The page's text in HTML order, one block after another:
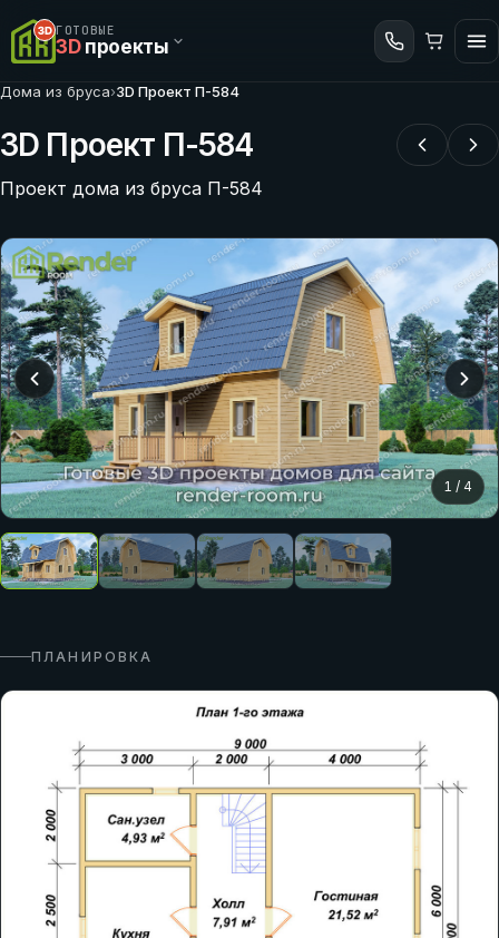
ГОТОВЫЕ
3Dпроекты
Дома из бруса›3D Проект П-584
3D Проект П-584
Проект дома из бруса П-584
1 / 4
ПЛАНИРОВКА